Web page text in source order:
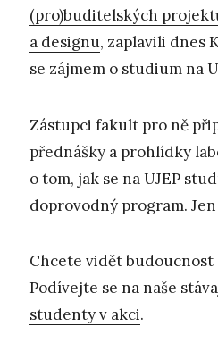
(pro)buditelských
a designu, zaplavili dnes
se zájmem o studium na
Zástupci fakult pro ně
přednášky a prohlídky
o tom, jak se na UJEP
doprovodný program.
Chcete vidět
Podívejte se na naše
studenty v akci.